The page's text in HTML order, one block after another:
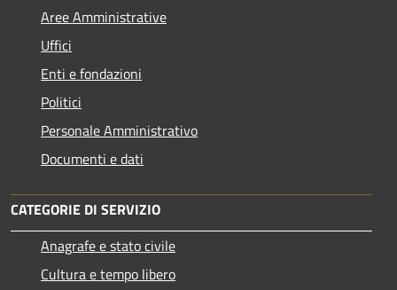
Aree Amministrative
Uffici
Enti e fondazioni
Politici
Personale Amministrativo
Documenti e dati
CATEGORIE DI SERVIZIO
Anagrafe e stato civile
Cultura e tempo libero